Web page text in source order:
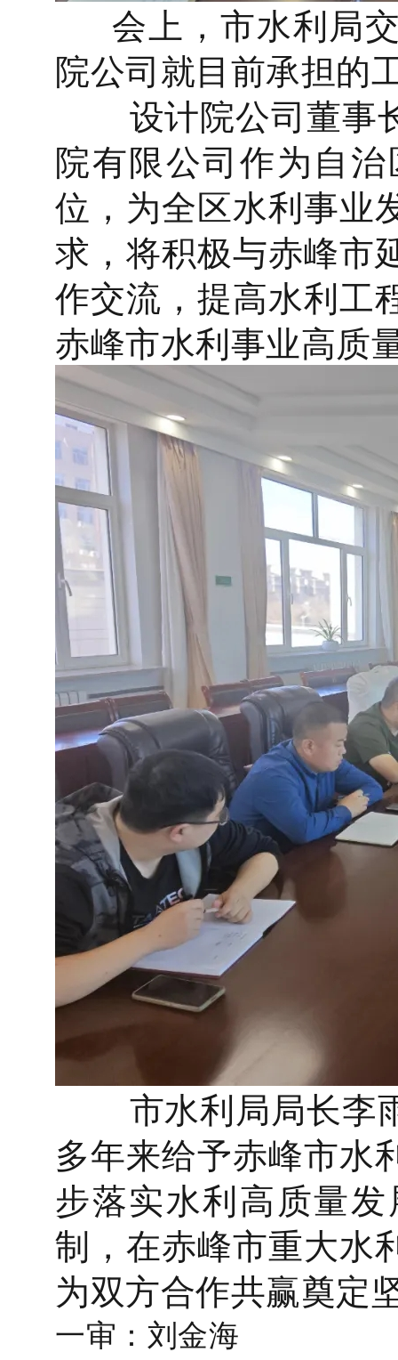
会上，市水利局交
院公司就目前承担的
设计院公司董事长
院有限公司作为自
位，为全区水利事业
求，将积极与赤峰市
作交流，提高水利工
赤峰市水利事业高质
市水利局局长李雨
多年来给予赤峰市水
步落实水利高质量
制，在赤峰市重大水
为双方合作共赢奠定
一审：刘金海